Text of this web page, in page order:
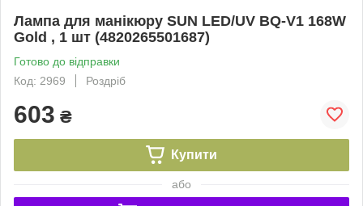
Лампа для манікюру SUN LED/UV BQ-V1 168W
Gold , 1 шт (4820265501687)
Готово до відправки
Код: 2969
Роздріб
603 ₴
Купити
або